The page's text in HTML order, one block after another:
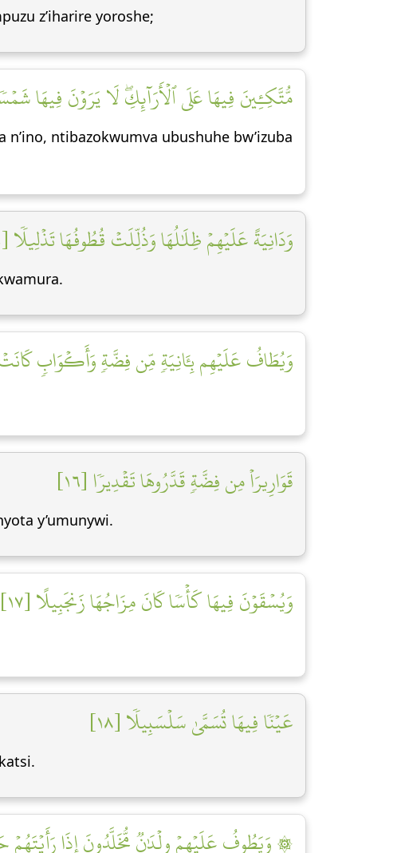
z’iharire yoroshe;
مُّتَّكِـِٔينَ فِيهَا عَلَى ٱلۡأَرَآئِكِۖ لَا يَرَوۡنَ فِيهَا
ntibazokwumva ubushuhe bw’izuba
وَدَانِيَةً عَلَيۡهِمۡ ظِلَٰلُهَا وَذُلِّلَتۡ قُطُوفُهَا تَذۡلِيلٗا [١٤]
وَيُطَافُ عَلَيۡهِم بِـَٔانِيَةٖ مِّن فِضَّةٖ وَأَكۡوَابٖ كَانَتۡ
قَوَارِيرَاْ مِن فِضَّةٖ قَدَّرُوهَا تَقۡدِيرٗا [١٦]
y’umunywi.
وَيُسۡقَوۡنَ فِيهَا كَأۡسٗا كَانَ مِزَاجُهَا زَنجَبِيلًا [١٧]
عَيۡنٗا فِيهَا تُسَمَّىٰ سَلۡسَبِيلٗا [١٨]
۞ وَيَطُوفُ عَلَيۡهِمۡ وِلۡدَٰنٞ مُّخَلَّدُونَ إِذَا رَأَيۡتَهُمۡ